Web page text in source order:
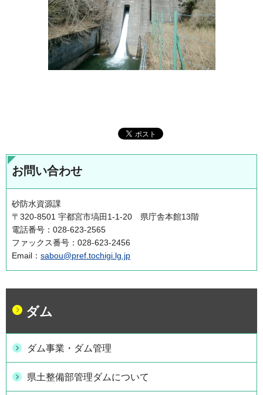
お問い合わせ
砂防水資源課
〒320-8501 宇都宮市塙田1-1-20 県庁舎本館13階
電話番号：028-623-2565
ファックス番号：028-623-2456
Email： sabou@pref.tochigi.lg.jp
ダム
ダム事業・ダム管理
県土整備部管理ダムについて